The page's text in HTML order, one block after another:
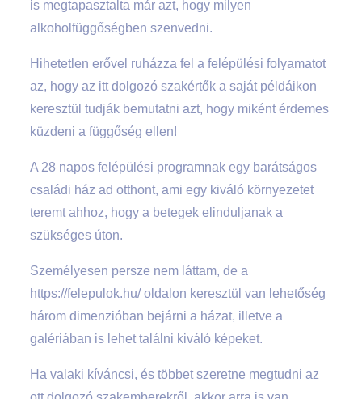
is megtapasztalta már azt, hogy milyen
alkoholfüggőségben szenvedni.
Hihetetlen erővel ruházza fel a felépülési folyamatot
az, hogy az itt dolgozó szakértők a saját példáikon
keresztül tudják bemutatni azt, hogy miként érdemes
küzdeni a függőség ellen!
A 28 napos felépülési programnak egy barátságos
családi ház ad otthont, ami egy kiváló környezetet
teremt ahhoz, hogy a betegek elinduljanak a
szükséges úton.
Személyesen persze nem láttam, de a
https://felepulok.hu/ oldalon keresztül van lehetőség
három dimenzióban bejárni a házat, illetve a
galériában is lehet találni kiváló képeket.
Ha valaki kíváncsi, és többet szeretne megtudni az